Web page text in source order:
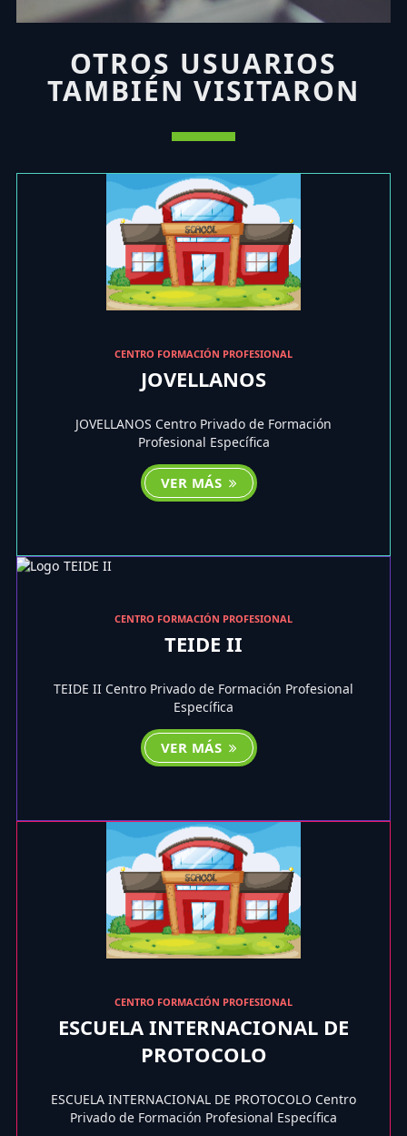
OTROS USUARIOS
TAMBIÉN VISITARON
CENTRO FORMACIÓN PROFESIONAL
JOVELLANOS
JOVELLANOS Centro Privado de Formación
Profesional Específica
VER MÁS
CENTRO FORMACIÓN PROFESIONAL
TEIDE II
TEIDE II Centro Privado de Formación Profesional
Específica
VER MÁS
CENTRO FORMACIÓN PROFESIONAL
ESCUELA INTERNACIONAL DE
PROTOCOLO
ESCUELA INTERNACIONAL DE PROTOCOLO Centro
Privado de Formación Profesional Específica